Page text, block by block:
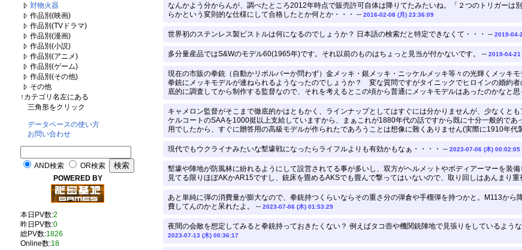
対物火器
作品別(映画)
作品別(TVドラマ)
作品別(漫画)
作品別(小説)
作品別(アニメ)
作品別(ゲーム)
作品別(その他)
その他
↑カテゴリ名左にある
三角形をクリック
データベースの使い方
お問い合わせ
AND検索
OR検索
POWERED BY
本日PV数:2
昨日PV数:0
総PV数:1826
Online数:18
なんかよう分からんが、調べたところ2012年時点で販売許可自体は降りてたみたいね。「２つのトリガー
らかという変則的な仕様にして合格したとか何とか・・・ -- 2016-02-08 (月) 23:36:09
世界初のステンレス製ピストルは何になるのでしょうか？ 日本語の検索だと特定できなくて・・・ -- 2019-04-
多分量産品ではS&Wのモデル60(1965年)です。それ以前のものはちょっと見当が付かないです。 -- 2019-04-21
現在の市販の拳銃（自動かリボルバーか問わず）金メッキ・銀メッキ・ニッケルメッキ等々の光輝くメッキ
拳銃にメッキモデルが連ねられるようなったのでしょうか？ 変な質問ですがタイニックでヒロインの婚約
底的に調査してから制作する監督なので、それを考えるとこの頃から普通にメッキモデルはあったのかなと
キャメロン監督がそこまで徹底的かはともかく、ラインナップとしてはすぐには分かりませんが、少なくと
ケルコートのSAAを1000挺以上支給していますから、まぁこれが1880年代の話ですから既に十分一般的で
用でしたから、すぐに贈答用の高級モデルが作られたであろうことは想像に難くありません(実際に1910年
現代でもウクライナみたいな塹壕戦になったらライフルよりも有効かもなぁ・・・・ -- 2023-07-06 (木) 00:02:05
塹壕や陣地が防風林に紛れるようにして設営されてる事が多いし、双方がヘルメットやボディアーマーを装
見てる限りほぼAKかAR15ですし、銃床を畳めるAKSでも畳んで撃ってはいないので、取り回しはあんまり
あと単純に弾の消費量が膨大なので、拳銃持つくらいならその重さ分の弾倉や手榴弾を持つかと。M113か
費してんのかと呆れたよ。 -- 2023-07-06 (木) 01:53:29
夜間の会敵を想定してみると拳銃持っておきたくない？ 例えばタコ壺や機関銃陣地で見張りをしているよ
2023-07-13 (木) 00:36:17